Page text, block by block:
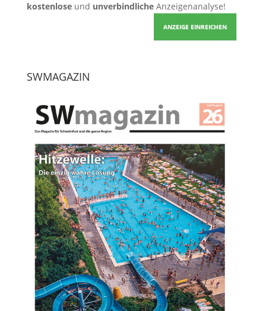
kostenloseund unverbindlicheAnzeigenanalyse!
ANZEIGE EINREICHEN
SWMAGAZIN